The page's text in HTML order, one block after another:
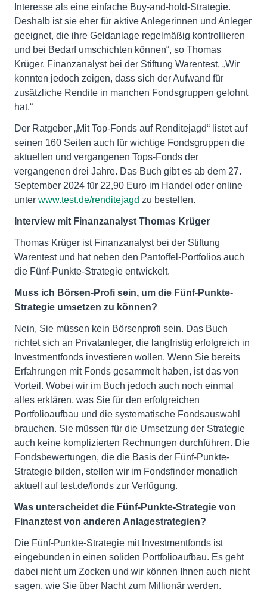
Interesse als eine einfache Buy-and-hold-Strategie.
Deshalb ist sie eher für aktive Anlegerinnen und Anleger
geeignet, die ihre Geldanlage regelmäßig kontrollieren
und bei Bedarf umschichten können“, so Thomas
Krüger, Finanzanalyst bei der Stiftung Warentest. „Wir
konnten jedoch zeigen, dass sich der Aufwand für
zusätzliche Rendite in manchen Fondsgruppen gelohnt
hat.“
Der Ratgeber „Mit Top-Fonds auf Renditejagd“ listet auf
seinen 160 Seiten auch für wichtige Fondsgruppen die
aktuellen und vergangenen Tops-Fonds der
vergangenen drei Jahre. Das Buch gibt es ab dem 27.
September 2024 für 22,90 Euro im Handel oder online
unter www.test.de/renditejagd zu bestellen.
Interview mit Finanzanalyst Thomas Krüger
Thomas Krüger ist Finanzanalyst bei der Stiftung
Warentest und hat neben den Pantoffel-Portfolios auch
die Fünf-Punkte-Strategie entwickelt.
Muss ich Börsen-Profi sein, um die Fünf-Punkte-
Strategie umsetzen zu können?
Nein, Sie müssen kein Börsenprofi sein. Das Buch
richtet sich an Privatanleger, die langfristig erfolgreich in
Investmentfonds investieren wollen. Wenn Sie bereits
Erfahrungen mit Fonds gesammelt haben, ist das von
Vorteil. Wobei wir im Buch jedoch auch noch einmal
alles erklären, was Sie für den erfolgreichen
Portfolioaufbau und die systematische Fondsauswahl
brauchen. Sie müssen für die Umsetzung der Strategie
auch keine komplizierten Rechnungen durchführen. Die
Fondsbewertungen, die die Basis der Fünf-Punkte-
Strategie bilden, stellen wir im Fondsfinder monatlich
aktuell auf test.de/fonds zur Verfügung.
Was unterscheidet die Fünf-Punkte-Strategie von
Finanztest von anderen Anlagestrategien?
Die Fünf-Punkte-Strategie mit Investmentfonds ist
eingebunden in einen soliden Portfolioaufbau. Es geht
dabei nicht um Zocken und wir können Ihnen auch nicht
sagen, wie Sie über Nacht zum Millionär werden.